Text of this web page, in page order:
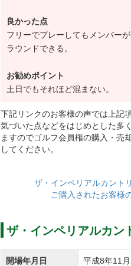
良かった点
フリーでプレーしてもメンバー
ラウンドできる。
お勧めポイント
土日でもそれほど混まない。
下記リンクのお客様の声では上記
気づいた点などをはじめとした多
ますのでゴルフ会員権の購入・売
してください。
ザ・インペリアルカント
ご購入されたお客様
ザ・インペリアルカン
開場年月日 平成8年11